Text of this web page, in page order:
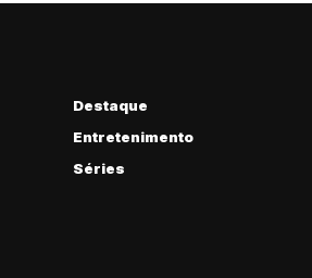
Destaque
Entretenimento
Séries